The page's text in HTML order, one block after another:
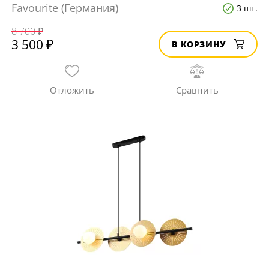
Favourite (Германия) 3 шт.
8 700 ₽
3 500 ₽ В КОРЗИНУ